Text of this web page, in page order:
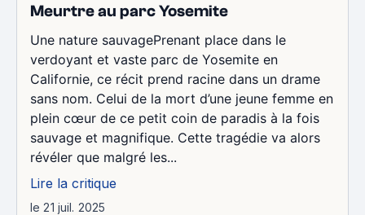
Meurtre au parc Yosemite
Une nature sauvagePrenant place dans le
verdoyant et vaste parc de Yosemite en
Californie, ce récit prend racine dans un drame
sans nom. Celui de la mort d’une jeune femme en
plein cœur de ce petit coin de paradis à la fois
sauvage et magnifique. Cette tragédie va alors
révéler que malgré les...
Lire la critique
le 21 juil. 2025